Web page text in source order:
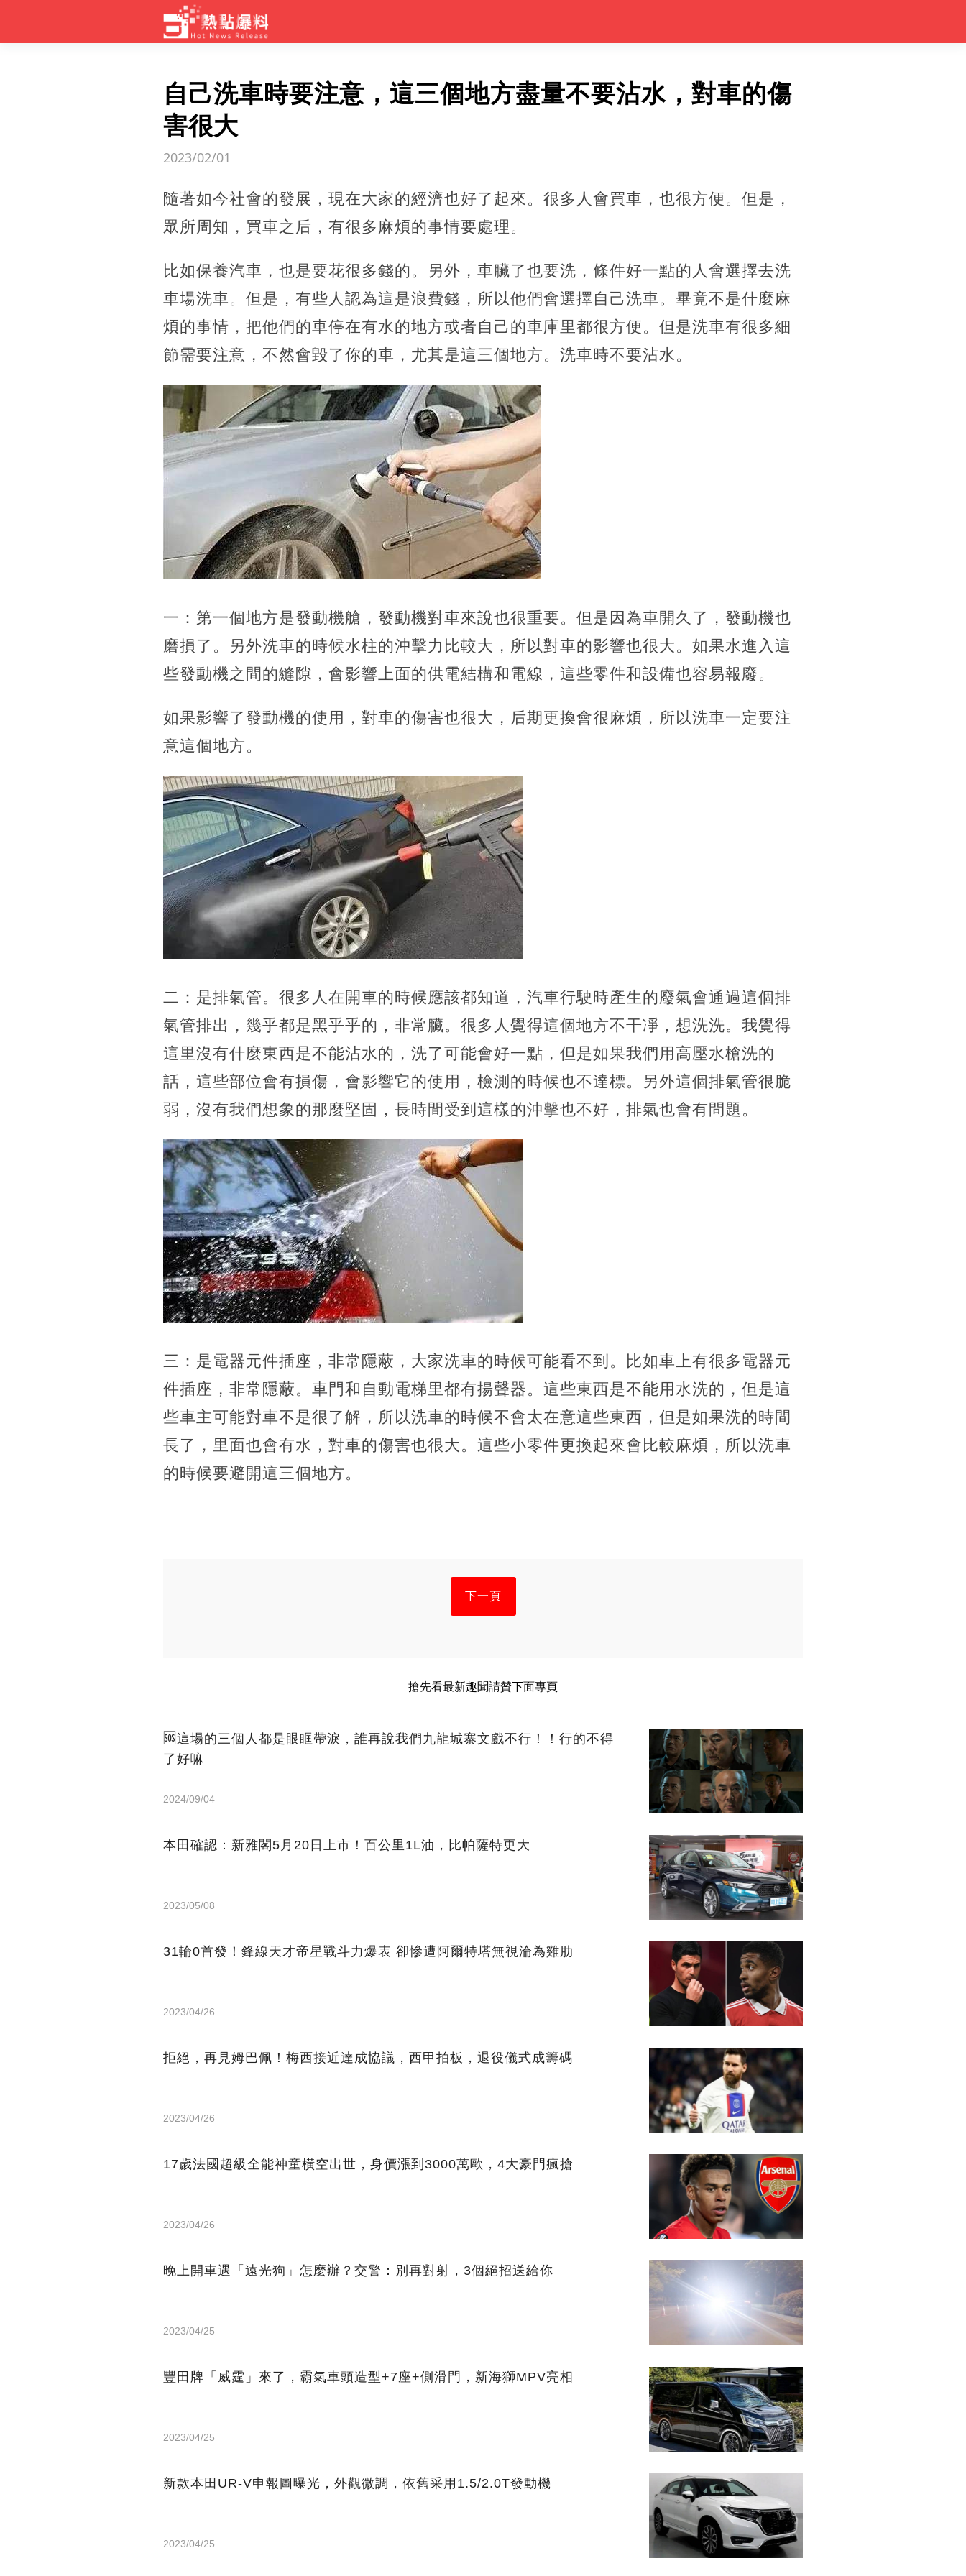
自己洗車時要注意，這三個地方盡量不要沾水，對車的傷
害很大
2023/02/01
隨著如今社會的發展，現在大家的經濟也好了起來。很多人會買車，也很方便。但是，
眾所周知，買車之后，有很多麻煩的事情要處理。
比如保養汽車，也是要花很多錢的。另外，車臟了也要洗，條件好一點的人會選擇去洗
車場洗車。但是，有些人認為這是浪費錢，所以他們會選擇自己洗車。畢竟不是什麼麻
煩的事情，把他們的車停在有水的地方或者自己的車庫里都很方便。但是洗車有很多細
節需要注意，不然會毀了你的車，尤其是這三個地方。洗車時不要沾水。
一：第一個地方是發動機艙，發動機對車來說也很重要。但是因為車開久了，發動機也
磨損了。另外洗車的時候水柱的沖擊力比較大，所以對車的影響也很大。如果水進入這
些發動機之間的縫隙，會影響上面的供電結構和電線，這些零件和設備也容易報廢。
如果影響了發動機的使用，對車的傷害也很大，后期更換會很麻煩，所以洗車一定要注
意這個地方。
二：是排氣管。很多人在開車的時候應該都知道，汽車行駛時產生的廢氣會通過這個排
氣管排出，幾乎都是黑乎乎的，非常臟。很多人覺得這個地方不干凈，想洗洗。我覺得
這里沒有什麼東西是不能沾水的，洗了可能會好一點，但是如果我們用高壓水槍洗的
話，這些部位會有損傷，會影響它的使用，檢測的時候也不達標。另外這個排氣管很脆
弱，沒有我們想象的那麼堅固，長時間受到這樣的沖擊也不好，排氣也會有問題。
三：是電器元件插座，非常隱蔽，大家洗車的時候可能看不到。比如車上有很多電器元
件插座，非常隱蔽。車門和自動電梯里都有揚聲器。這些東西是不能用水洗的，但是這
些車主可能對車不是很了解，所以洗車的時候不會太在意這些東西，但是如果洗的時間
長了，里面也會有水，對車的傷害也很大。這些小零件更換起來會比較麻煩，所以洗車
的時候要避開這三個地方。
下一頁
搶先看最新趣聞請贊下面專頁
🆘這場的三個人都是眼眶帶淚，誰再說我們九龍城寨文戲不行！！行的不得
了好嘛
2024/09/04
本田確認：新雅閣5月20日上市！百公里1L油，比帕薩特更大
2023/05/08
31輪0首發！鋒線天才帝星戰斗力爆表 卻慘遭阿爾特塔無視淪為雞肋
2023/04/26
拒絕，再見姆巴佩！梅西接近達成協議，西甲拍板，退役儀式成籌碼
2023/04/26
17歲法國超級全能神童橫空出世，身價漲到3000萬歐，4大豪門瘋搶
2023/04/26
晚上開車遇「遠光狗」怎麼辦？交警：別再對射，3個絕招送給你
2023/04/25
豐田牌「威霆」來了，霸氣車頭造型+7座+側滑門，新海獅MPV亮相
2023/04/25
新款本田UR-V申報圖曝光，外觀微調，依舊采用1.5/2.0T發動機
2023/04/25